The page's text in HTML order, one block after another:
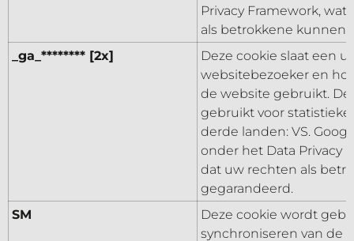
Privacy Framework,
als betrokkene kunnen
_ga_******** [2x]
Deze cookie slaat een
websitebezoeker en
de website gebruikt.
gebruikt voor
derde landen: VS.
onder het Data Privacy
dat uw rechten als
gegarandeerd.
SM
Deze cookie wordt
synchroniseren van de